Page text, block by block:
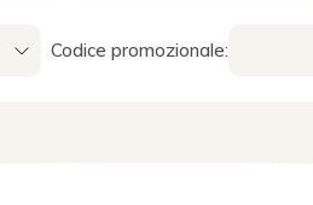
Codice promozionale: